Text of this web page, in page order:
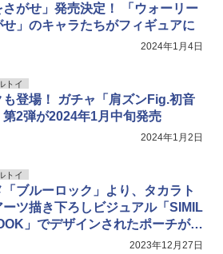
さがせ」発売決定！ 「ウォーリー
せ」のキャラたちがフィギュアに
2024年1月4日
トイ
も登場！ ガチャ「肩ズンFig.初音
第2弾が2024年1月中旬発売
2024年1月2日
トイ
「ブルーロック」より、タカラト
ーツ描き下ろしビジュアル「SIMIL
」でデザインされたポーチがガ
2023年12月27日